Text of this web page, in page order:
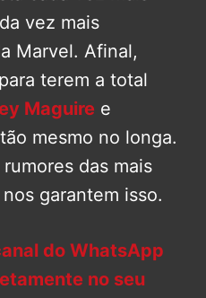
vez mais
Marvel. Afinal,
terem a total
Maguire e
mesmo no longa.
das mais
garantem isso.
do WhatsApp
no seu